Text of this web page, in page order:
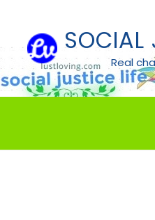
content
SOCIAL
Real